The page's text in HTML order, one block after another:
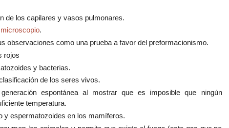
de los capilares y vasos pulmonares.
microscopio.
observaciones como una prueba a favor del preformacionismo.
rojos
y bacterias.
de los seres vivos.
espontánea al mostrar que es imposible que ningún
temperatura.
y espermatozoides en los mamíferos.